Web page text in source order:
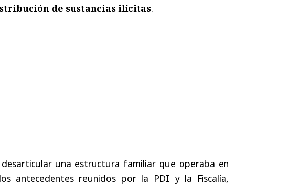
de sustancias ilícitas.
una estructura familiar que operaba en
antecedentes reunidos por la PDI y la Fiscalía,